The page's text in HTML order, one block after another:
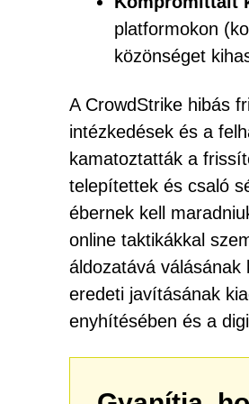
platformokon
közönséget
A CrowdStrike hibás
intézkedések és a
kamatoztatták a
telepítettek és csaló
ébernek kell
online taktikákkal
áldozatává
eredeti javításának
enyhítésében és a